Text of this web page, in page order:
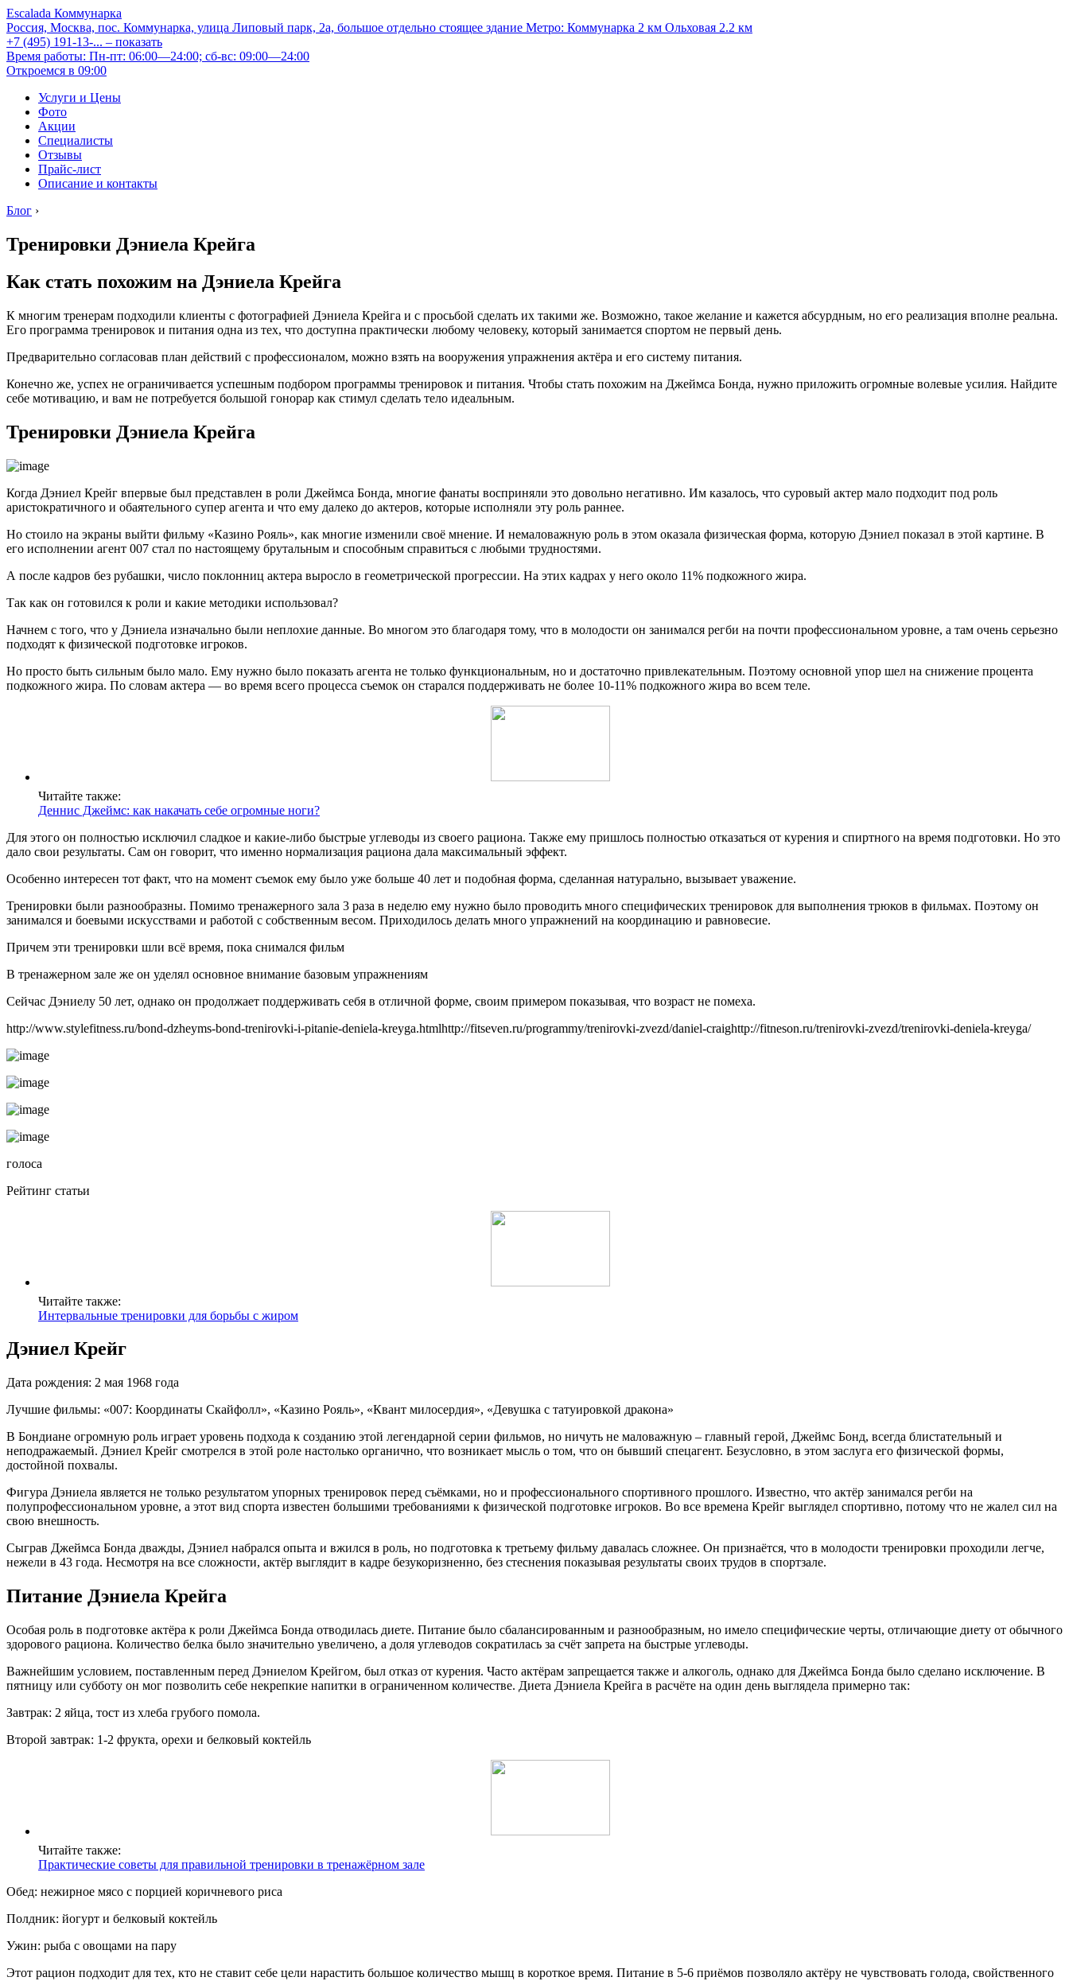
Escalada Коммунарка
Россия, Москва, пос. Коммунарка, улица Липовый парк, 2а, большое отдельно стоящее здание Метро: Коммунарка 2 км Ольховая 2.2 км
+7 (495) 191-13-... – показать
Время работы: Пн-пт: 06:00—24:00; сб-вс: 09:00—24:00
Откроемся в 09:00
Услуги и Цены
Фото
Акции
Специалисты
Отзывы
Прайс-лист
Описание и контакты
Блог ›
Тренировки Дэниела Крейга
Как стать похожим на Дэниела Крейга
К многим тренерам подходили клиенты с фотографией Дэниела Крейга и с просьбой сделать их такими же. Возможно, такое желание и кажется абсурдным, но его реализация вполне реальна.
Его программа тренировок и питания одна из тех, что доступна практически любому человеку, который занимается спортом не первый день.
Предварительно согласовав план действий с профессионалом, можно взять на вооружения упражнения актёра и его систему питания.
Конечно же, успех не ограничивается успешным подбором программы тренировок и питания. Чтобы стать похожим на Джеймса Бонда, нужно приложить огромные волевые усилия. Найдите
себе мотивацию, и вам не потребуется большой гонорар как стимул сделать тело идеальным.
Тренировки Дэниела Крейга
Когда Дэниел Крейг впервые был представлен в роли Джеймса Бонда, многие фанаты восприняли это довольно негативно. Им казалось, что суровый актер мало подходит под роль
аристократичного и обаятельного супер агента и что ему далеко до актеров, которые исполняли эту роль раннее.
Но стоило на экраны выйти фильму «Казино Рояль», как многие изменили своё мнение. И немаловажную роль в этом оказала физическая форма, которую Дэниел показал в этой картине. В
его исполнении агент 007 стал по настоящему брутальным и способным справиться с любыми трудностями.
А после кадров без рубашки, число поклонниц актера выросло в геометрической прогрессии. На этих кадрах у него около 11% подкожного жира.
Так как он готовился к роли и какие методики использовал?
Начнем с того, что у Дэниела изначально были неплохие данные. Во многом это благодаря тому, что в молодости он занимался регби на почти профессиональном уровне, а там очень серьезно
подходят к физической подготовке игроков.
Но просто быть сильным было мало. Ему нужно было показать агента не только функциональным, но и достаточно привлекательным. Поэтому основной упор шел на снижение процента
подкожного жира. По словам актера — во время всего процесса съемок он старался поддерживать не более 10-11% подкожного жира во всем теле.
Читайте также:
Деннис Джеймс: как накачать себе огромные ноги?
Для этого он полностью исключил сладкое и какие-либо быстрые углеводы из своего рациона. Также ему пришлось полностью отказаться от курения и спиртного на время подготовки. Но это
дало свои результаты. Сам он говорит, что именно нормализация рациона дала максимальный эффект.
Особенно интересен тот факт, что на момент съемок ему было уже больше 40 лет и подобная форма, сделанная натурально, вызывает уважение.
Тренировки были разнообразны. Помимо тренажерного зала 3 раза в неделю ему нужно было проводить много специфических тренировок для выполнения трюков в фильмах. Поэтому он
занимался и боевыми искусствами и работой с собственным весом. Приходилось делать много упражнений на координацию и равновесие.
Причем эти тренировки шли всё время, пока снимался фильм
В тренажерном зале же он уделял основное внимание базовым упражнениям
Сейчас Дэниелу 50 лет, однако он продолжает поддерживать себя в отличной форме, своим примером показывая, что возраст не помеха.
http://www.stylefitness.ru/bond-dzheyms-bond-trenirovki-i-pitanie-deniela-kreyga.htmlhttp://fitseven.ru/programmy/trenirovki-zvezd/daniel-craighttp://fitneson.ru/trenirovki-zvezd/trenirovki-deniela-kreyga/
голоса
Рейтинг статьи
Читайте также:
Интервальные тренировки для борьбы с жиром
Дэниел Крейг
Дата рождения: 2 мая 1968 года
Лучшие фильмы: «007: Координаты Скайфолл», «Казино Рояль», «Квант милосердия», «Девушка с татуировкой дракона»
В Бондиане огромную роль играет уровень подхода к созданию этой легендарной серии фильмов, но ничуть не маловажную – главный герой, Джеймс Бонд, всегда блистательный и
неподражаемый. Дэниел Крейг смотрелся в этой роле настолько органично, что возникает мысль о том, что он бывший спецагент. Безусловно, в этом заслуга его физической формы,
достойной похвалы.
Фигура Дэниела является не только результатом упорных тренировок перед съёмками, но и профессионального спортивного прошлого. Известно, что актёр занимался регби на
полупрофессиональном уровне, а этот вид спорта известен большими требованиями к физической подготовке игроков. Во все времена Крейг выглядел спортивно, потому что не жалел сил на
свою внешность.
Сыграв Джеймса Бонда дважды, Дэниел набрался опыта и вжился в роль, но подготовка к третьему фильму давалась сложнее. Он признаётся, что в молодости тренировки проходили легче,
нежели в 43 года. Несмотря на все сложности, актёр выглядит в кадре безукоризненно, без стеснения показывая результаты своих трудов в спортзале.
Питание Дэниела Крейга
Особая роль в подготовке актёра к роли Джеймса Бонда отводилась диете. Питание было сбалансированным и разнообразным, но имело специфические черты, отличающие диету от обычного
здорового рациона. Количество белка было значительно увеличено, а доля углеводов сократилась за счёт запрета на быстрые углеводы.
Важнейшим условием, поставленным перед Дэниелом Крейгом, был отказ от курения. Часто актёрам запрещается также и алкоголь, однако для Джеймса Бонда было сделано исключение. В
пятницу или субботу он мог позволить себе некрепкие напитки в ограниченном количестве. Диета Дэниела Крейга в расчёте на один день выглядела примерно так:
Завтрак: 2 яйца, тост из хлеба грубого помола.
Второй завтрак: 1-2 фрукта, орехи и белковый коктейль
Читайте также:
Практические советы для правильной тренировки в тренажёрном зале
Обед: нежирное мясо с порцией коричневого риса
Полдник: йогурт и белковый коктейль
Ужин: рыба с овощами на пару
Этот рацион подходит для тех, кто не ставит себе цели нарастить большое количество мышц в короткое время. Питание в 5-6 приёмов позволяло актёру не чувствовать голода, свойственного